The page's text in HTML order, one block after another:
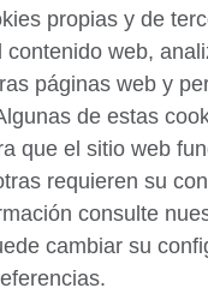
propias y de
contenido web,
páginas web y
de estas
que el sitio web
requieren su
consulte
cambiar su